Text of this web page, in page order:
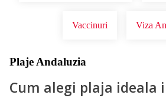
Vaccinuri Viza
Plaje Andaluzia
Cum alegi plaja ideala